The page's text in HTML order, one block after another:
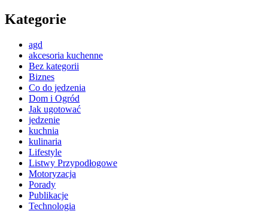
Kategorie
agd
akcesoria kuchenne
Bez kategorii
Biznes
Co do jedzenia
Dom i Ogród
Jak ugotować
jedzenie
kuchnia
kulinaria
Lifestyle
Listwy Przypodłogowe
Motoryzacja
Porady
Publikacje
Technologia